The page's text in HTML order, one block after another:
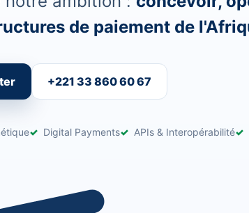
de paiement de
+221 33 860 60 67
Digital Payments APIs & Interopérabilité